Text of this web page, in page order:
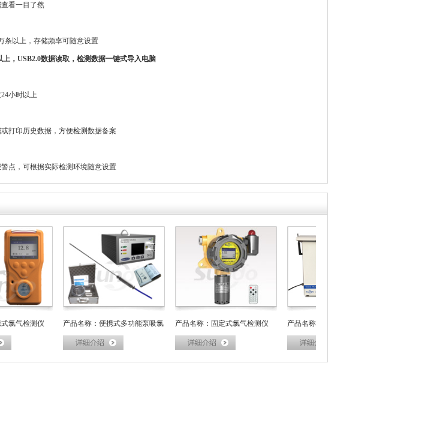
看一目了然
条以上，存储频率可随意设置
，USB2.0数据读取，检测数据一键式导入电脑
小时以上
打印历史数据，方便检测数据备案
点，可根据实际检测环境随意设置
气检测仪 产品名称：便携式多功能泵吸氯
气分析仪
产品名称：固定式氯气检测仪 产品名称：氯气在线监测系统